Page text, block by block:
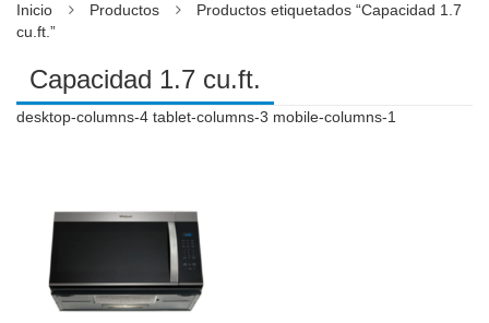
Inicio Productos
Productos etiquetados “Capacidad 1.7
cu.ft.”
Capacidad 1.7 cu.ft.
desktop-columns-4 tablet-columns-3 mobile-columns-1